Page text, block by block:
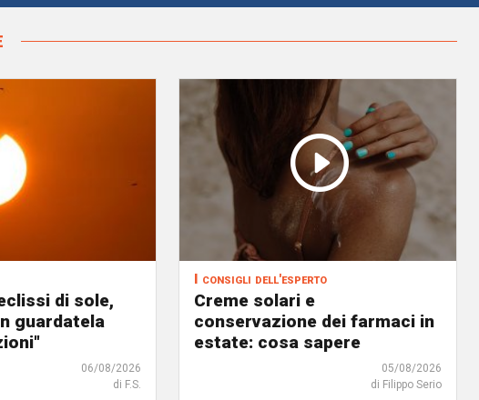
di sole,
guardatela
06/08/2026
di F.S.
I consigli dell'esperto
Creme solari e
conservazione dei farmaci in
estate: cosa sapere
05/08/2026
di Filippo Serio